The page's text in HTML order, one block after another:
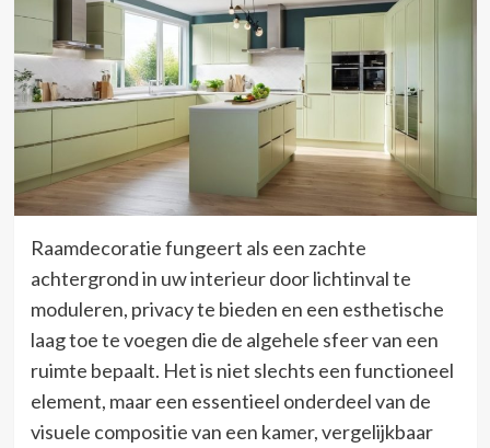
Raamdecoratie fungeert als een zachte
achtergrond in uw interieur door lichtinval te
moduleren, privacy te bieden en een esthetische
laag toe te voegen die de algehele sfeer van een
ruimte bepaalt. Het is niet slechts een functioneel
element, maar een essentieel onderdeel van de
visuele compositie van een kamer, vergelijkbaar